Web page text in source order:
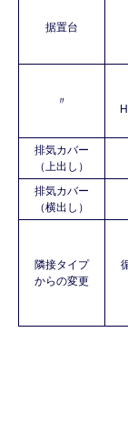
据置台
〃
排気カバー
（上出し）
排気カバー
（横出し）
隣接タイプ
からの変更